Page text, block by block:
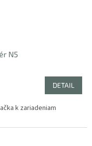
N5
DETAIL
k zariadeniam